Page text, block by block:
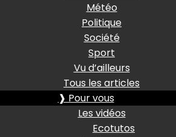
Météo
Politique
Société
Sport
Vu d’ailleurs
Tous les articles
❱ Pour vous
Les vidéos
Ecotutos